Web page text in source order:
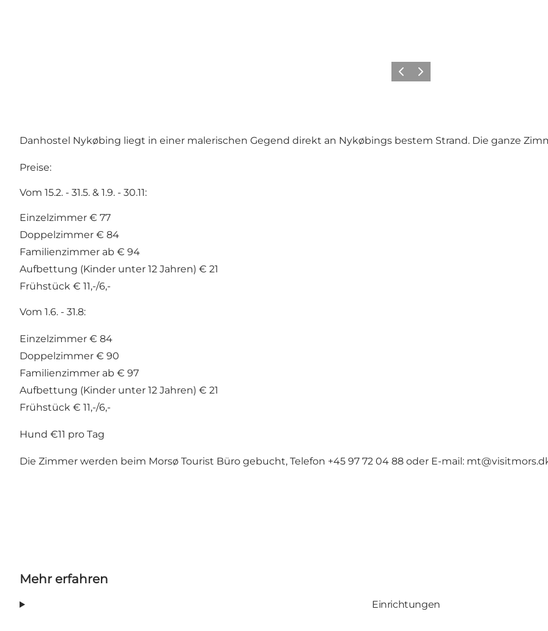
Vorherige Folie
Nächste Folie
Danhostel Nykøbing liegt in einer malerischen Gegend direkt an Nykøbings bestem Strand. Die ganze
Preise:
Vom 15.2. - 31.5. & 1.9. - 30.11:
Einzelzimmer € 77
Doppelzimmer € 84
Familienzimmer ab € 94
Aufbettung (Kinder unter 12 Jahren) € 21
Frühstück € 11,-/6,-
Vom 1.6. - 31.8:
Einzelzimmer € 84
Doppelzimmer € 90
Familienzimmer ab € 97
Aufbettung (Kinder unter 12 Jahren) € 21
Frühstück € 11,-/6,-
Hund €11 pro Tag
Die Zimmer werden beim Morsø Tourist Büro gebucht, Telefon +45 97 72 04 88 oder E-mail:
Mehr erfahren
Einrichtungen